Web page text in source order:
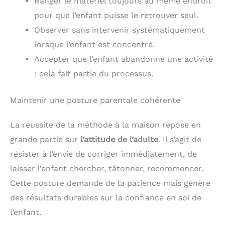
pour que l’enfant puisse le retrouver seul.
Observer sans intervenir systématiquement
lorsque l’enfant est concentré.
Accepter que l’enfant abandonne une activité
: cela fait partie du processus.
Maintenir une posture parentale cohérente
La réussite de la méthode à la maison repose en
grande partie sur l’attitude de l’adulte. Il s’agit de
résister à l’envie de corriger immédiatement, de
laisser l’enfant chercher, tâtonner, recommencer.
Cette posture demande de la patience mais génère
des résultats durables sur la confiance en soi de
l’enfant.